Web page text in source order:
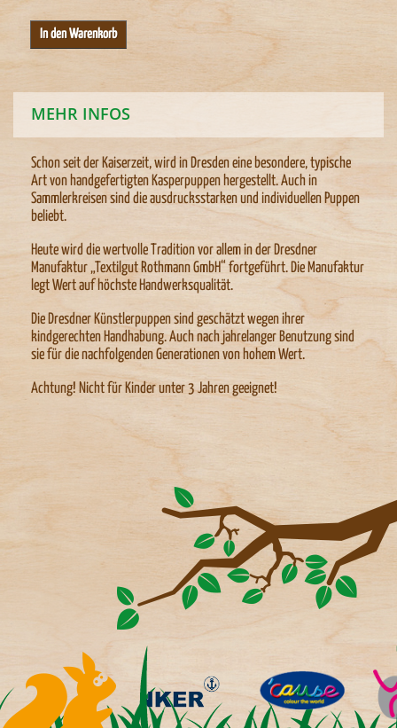
MEHR INFOS
Schon seit der Kaiserzeit, wird in Dresden eine besondere, typische
Art von handgefertigten Kasperpuppen hergestellt. Auch in
Sammlerkreisen sind die ausdrucksstarken und individuellen Puppen
beliebt.
Heute wird die wertvolle Tradition vor allem in der Dresdner
Manufaktur „Textilgut Rothmann GmbH“ fortgeführt. Die Manufaktur
legt Wert auf höchste Handwerksqualität.
Die Dresdner Künstlerpuppen sind geschätzt wegen ihrer
kindgerechten Handhabung. Auch nach jahrelanger Benutzung sind
sie für die nachfolgenden Generationen von hohem Wert.
Achtung! Nicht für Kinder unter 3 Jahren geeignet!